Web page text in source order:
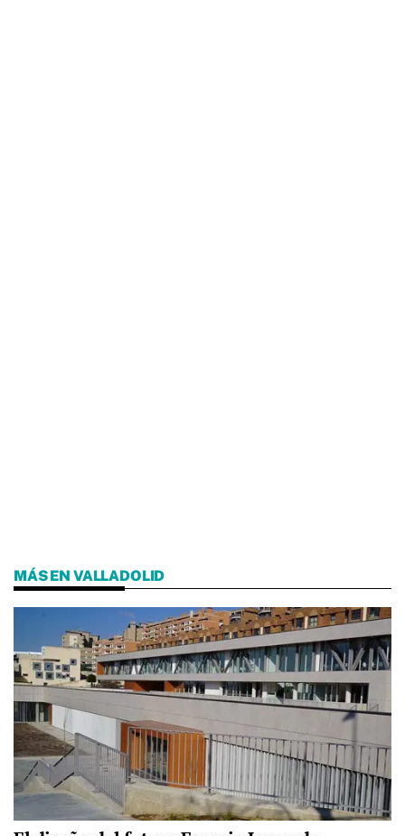
MÁS EN VALLADOLID